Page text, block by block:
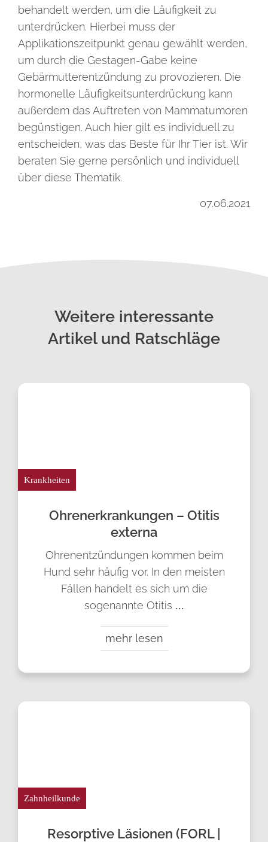
behandelt werden, um die Läufigkeit zu
unterdrücken. Hierbei muss der
Applikationszeitpunkt genau gewählt werden,
um durch die Gestagen-Gabe keine
Gebärmutterentzündung zu provozieren. Die
hormonelle Läufigkeitsunterdrückung kann
außerdem das Auftreten von Mammatumoren
begünstigen. Auch hier gilt es individuell zu
entscheiden, was das Beste für Ihr Tier ist. Wir
beraten Sie gerne persönlich und individuell
über diese Thematik.
07.06.2021
Weitere interessante
Artikel und Ratschläge
Krankheiten
Ohren­erkrankungen – Otitis
externa
Ohrenentzündungen kommen beim
Hund sehr häufig vor. In den meisten
Fällen handelt es sich um die
sogenannte Otitis ...
mehr lesen
Zahnheilkunde
Resorptive Läsionen (FORL |